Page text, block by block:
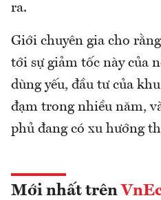
ra.
Giới chuyên gia cho
tới sự giảm tốc này của
dùng yếu, đầu tư của
đạm trong nhiều năm,
phủ đang có xu hướng
Mới nhất trên